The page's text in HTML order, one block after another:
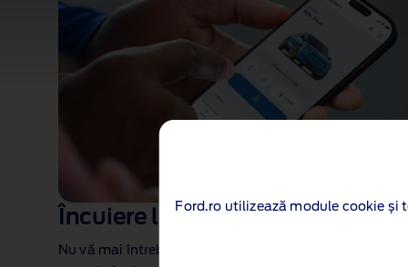
Ford.ro utilizează module cookie
Caracteristici concepute pentru a te mentine
Încuiere la distanță
Nu vă mai întrebați niciodată dacă ați încuiat mașina